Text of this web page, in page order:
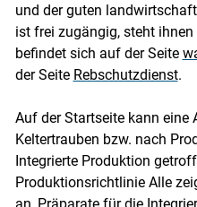
und der guten
ist frei zugängig, steht
befindet sich auf der Seite
der Seite Rebschutzdienst.
Auf der Startseite kann eine
Keltertrauben bzw. nach
Integrierte Produktion
Produktionsrichtlinie Alle
an, Präparate für die